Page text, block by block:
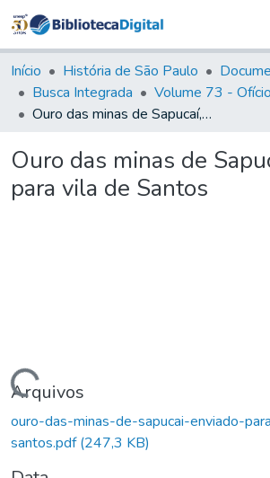
&
Coleções
Tudo na
Biblioteca
Estatísticas
Início História de São Paulo
Busca Integrada
Ouro das minas de Sapucaí, enviado para vila de Santos
Ouro das minas de
para vila de Santos
Carregando...
Arquivos
ouro-das-minas-de-sapucai-enviado-
santos.pdf(247,3 KB)